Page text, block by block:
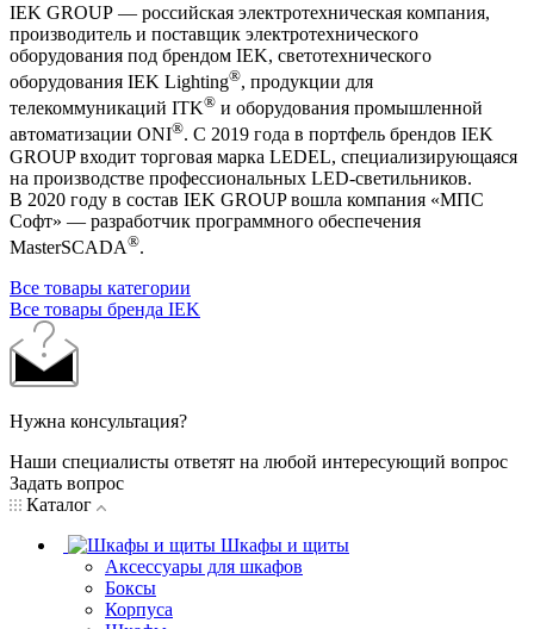
IEK GROUP — российская электротехническая компания,
производитель и поставщик электротехнического
оборудования под брендом IEK, светотехнического
оборудования IEK Lighting®, продукции для
телекоммуникаций ITK® и оборудования промышленной
автоматизации ONI®. С 2019 года в портфель брендов IEK
GROUP входит торговая марка LEDEL, специализирующаяся
на производстве профессиональных LED-светильников.
В 2020 году в состав IEK GROUP вошла компания «МПС
Софт» — разработчик программного обеспечения
MasterSCADA®.
Все товары категории
Все товары бренда IEK
Нужна консультация?
Наши специалисты ответят на любой интересующий вопрос
Задать вопрос
Каталог
Шкафы и щиты
Аксессуары для шкафов
Боксы
Корпуса